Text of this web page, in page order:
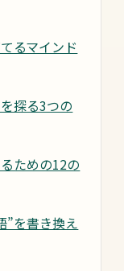
るマインド
探る3つの
ための12の
”を書き換え